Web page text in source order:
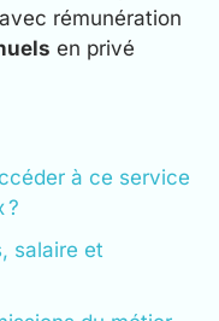
avec rémunération
en privé
à ce service
?
salaire et